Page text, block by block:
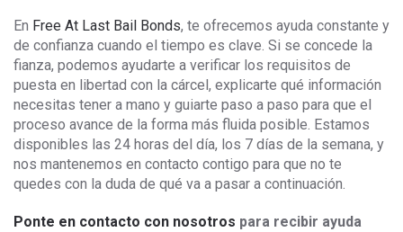
En Free At Last Bail Bonds, te ofrecemos ayuda constante y
de confianza cuando el tiempo es clave. Si se concede la
fianza, podemos ayudarte a verificar los requisitos de
puesta en libertad con la cárcel, explicarte qué información
necesitas tener a mano y guiarte paso a paso para que el
proceso avance de la forma más fluida posible. Estamos
disponibles las 24 horas del día, los 7 días de la semana, y
nos mantenemos en contacto contigo para que no te
quedes con la duda de qué va a pasar a continuación.
Ponte en contacto con nosotros para recibir ayuda